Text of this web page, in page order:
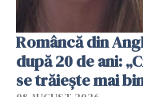
Româncă din
după 20 de ani:
se trăiește mai